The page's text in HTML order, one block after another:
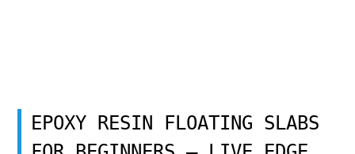
EPOXY RESIN FLOATING SLABS